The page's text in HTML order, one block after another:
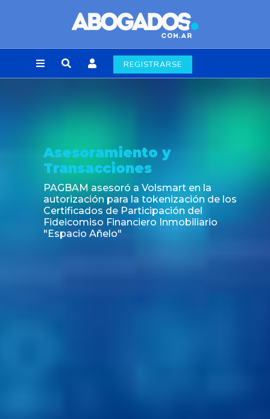
REGISTRARSE
y
asesoró a Volsmart en la
para la tokenización de los
de Participación del
Financiero Inmobiliario
Añelo"